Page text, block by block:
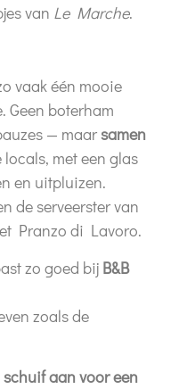
van Le Marche.
vaak één mooie
Geen boterham
— maarsamen
locals, met een glas
en uitpluizen.
de serveerster van
Pranzo di Lavoro.
zo goed bij B&B
zoals de
aan voor een